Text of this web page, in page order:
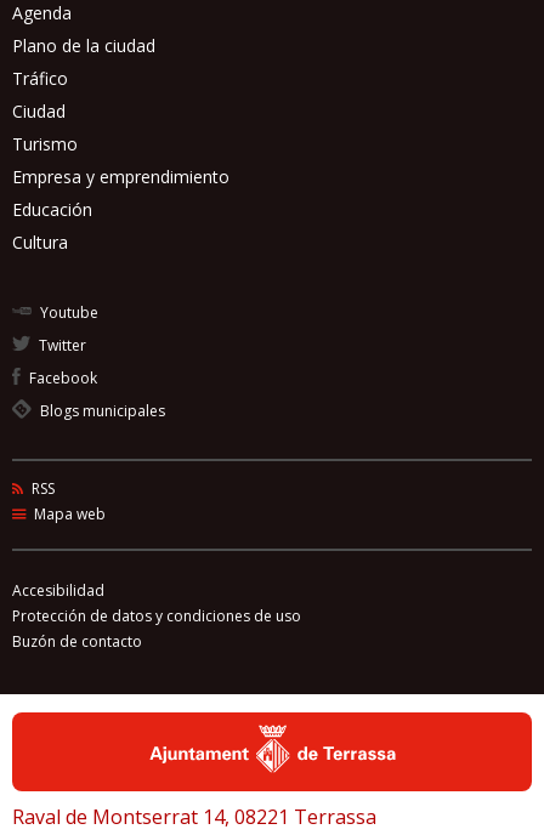
Agenda
Plano de la ciudad
Tráfico
Ciudad
Turismo
Empresa y emprendimiento
Educación
Cultura
Youtube
Twitter
Facebook
Blogs municipales
RSS
Mapa web
Accesibilidad
Protección de datos y condiciones de uso
Buzón de contacto
Raval de Montserrat 14, 08221 Terrassa